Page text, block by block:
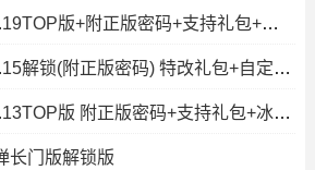
劫尽-终章优化版1.0.19TOP版+附正版密码+支持礼包+冰封王冠+秒速复活+
劫尽-终章优化版1.0.15解锁(附正版密码) 特改礼包+自定义停怪CD
劫尽-终章优化版1.0.13TOP版 附正版密码+支持礼包+冰封王冠+秒速复活+
长门版解锁版